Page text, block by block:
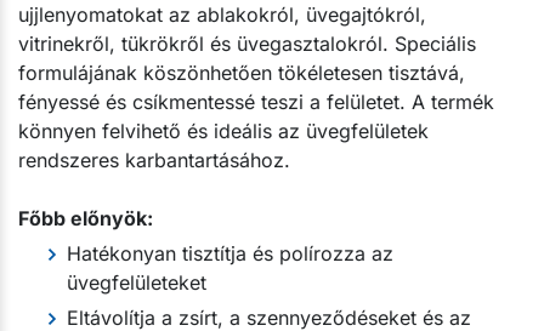
ujjlenyomatokat az ablakokról, üvegajtókról,
vitrinekről, tükrökről és üvegasztalokról. Speciális
formulájának köszönhetően tökéletesen tisztává,
fényessé és csíkmentessé teszi a felületet. A termék
könnyen felvihető és ideális az üvegfelületek
rendszeres karbantartásához.
Főbb előnyök:
Hatékonyan tisztítja és polírozza az
üvegfelületeket
Eltávolítja a zsírt, a szennyeződéseket és az